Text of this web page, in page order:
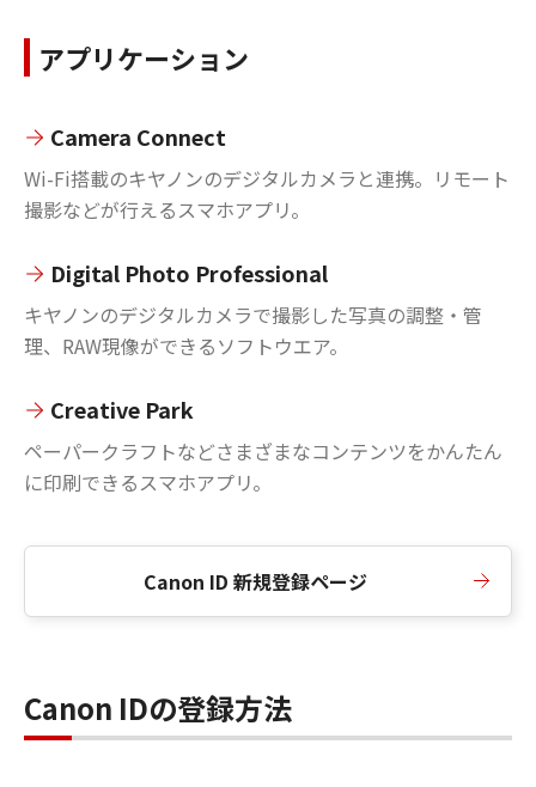
アプリケーション
Camera Connect
Wi-Fi搭載のキヤノンのデジタルカメラと連携。リモート
撮影などが行えるスマホアプリ。
Digital Photo Professional
キヤノンのデジタルカメラで撮影した写真の調整・管
理、RAW現像ができるソフトウエア。
Creative Park
ペーパークラフトなどさまざまなコンテンツをかんたん
に印刷できるスマホアプリ。
Canon ID 新規登録ページ
Canon IDの登録方法